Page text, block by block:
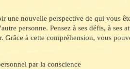
une nouvelle perspective de qui vous
personne. Pensez à ses défis, à ses
Grâce à cette compréhension, vous
par la conscience